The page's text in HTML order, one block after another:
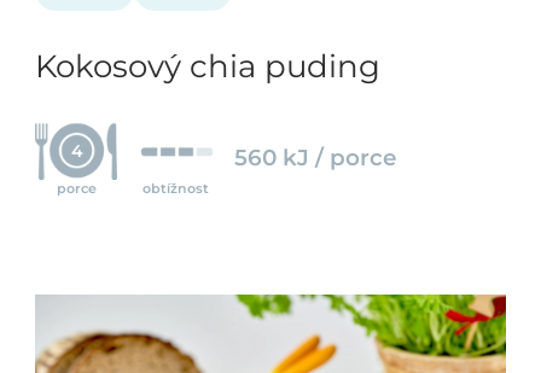
Kokosový chia puding
4
porce obtížnost
560 kJ / porce